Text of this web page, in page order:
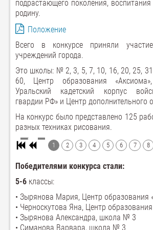
подрастающего поколения,
родину.
Положение
Всего в конкурсе приняли
учреждений города.
Это школы: № 2, 3, 5, 7, 10, 16, 20, 25,
60, Центр образования
Уральский кадетский корпус
гвардии РФ» и Центр дополнительного
На конкурс было представлено 125
разных техниках рисования.
1 2 3 4 5 6 7 8
Победителями конкурса стали:
5-6 классы:
• Зырянова Мария, Центр образования
• Черноскутова Яна, Центр
• Зырянова Александра, школа № 3
• Симанова Варвара, школа № 3